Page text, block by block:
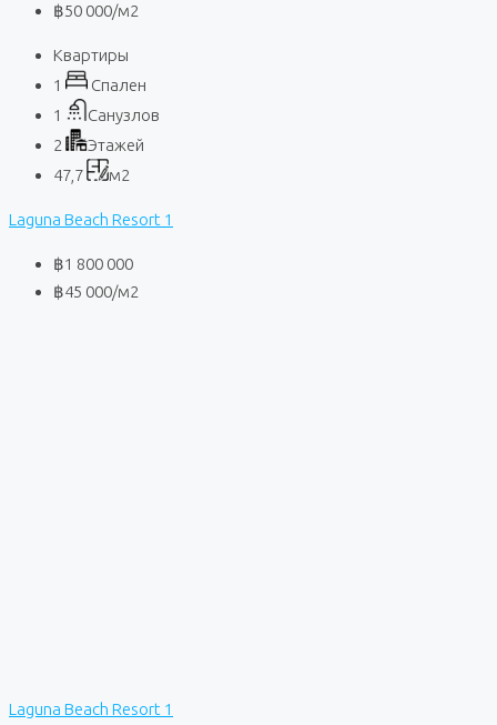
฿50 000/м2
Квартиры
1
Спален
1
Санузлов
2
Этажей
47,7
м2
Laguna Beach Resort 1
฿1 800 000
฿45 000/м2
Laguna Beach Resort 1